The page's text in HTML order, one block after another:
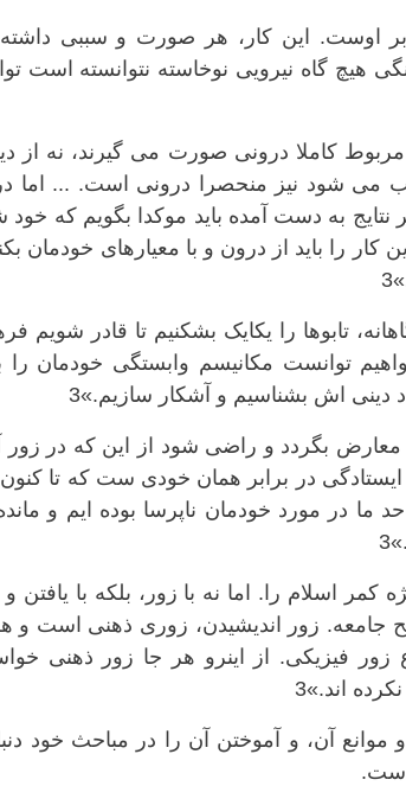
اوست. این کار، هر صورت و سببی داشته
هیچ گاه نیرویی نوخاسته نتوانسته است
کاملا درونی صورت می گيرند، نه از
می شود نیز منحصرا درونی است. ... اما
به دست آمده باید موکدا بگویم که
کار را بايد از درون و با معیارهای خودمان
تابوها را یکایک بشکنیم تا قادر شویم
توانست مکانیسم وابستگی خودمان را
دینی اش بشناسیم و آشکار سازیم.»3
معارض بگردد و راضی شود از این که در زور
در برابر همان خودی ست که تا
در مورد خودمان ناپرسا بوده ایم و
اسلام را. اما نه با زور، بلکه با يافتن
جامعه. زور اندیشيدن، زوری ذهنی است و
فيزیکی. از اینرو هر جا زور ذهنی
اند.»3
آن، و آموختن آن را در مباحث خود